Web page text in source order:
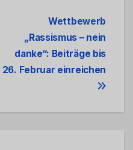
Wettbewerb
„Rassismus – nein
danke“: Beiträge bis
26. Februar einreichen